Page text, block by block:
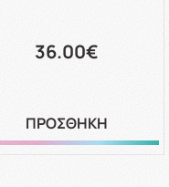
36.00€
ΠΡΟΣΘΗΚΗ